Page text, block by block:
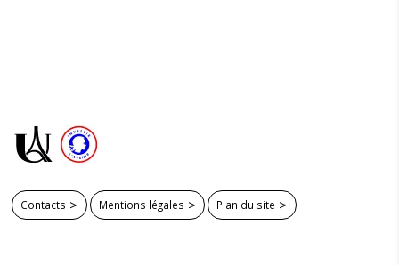
Contacts Mentions légales Plan du site